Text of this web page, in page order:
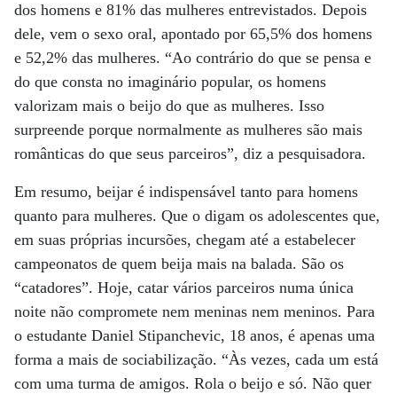
dos homens e 81% das mulheres entrevistados. Depois
dele, vem o sexo oral, apontado por 65,5% dos homens
e 52,2% das mulheres. “Ao contrário do que se pensa e
do que consta no imaginário popular, os homens
valorizam mais o beijo do que as mulheres. Isso
surpreende porque normalmente as mulheres são mais
românticas do que seus parceiros”, diz a pesquisadora.
Em resumo, beijar é indispensável tanto para homens
quanto para mulheres. Que o digam os adolescentes que,
em suas próprias incursões, chegam até a estabelecer
campeonatos de quem beija mais na balada. São os
“catadores”. Hoje, catar vários parceiros numa única
noite não compromete nem meninas nem meninos. Para
o estudante Daniel Stipanchevic, 18 anos, é apenas uma
forma a mais de sociabilização. “Às vezes, cada um está
com uma turma de amigos. Rola o beijo e só. Não quer